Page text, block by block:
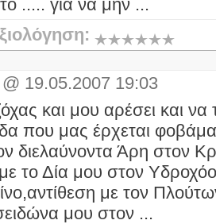
..... για να μην ...
@ 19.05.2007 19:03
και μου αρέσει και
που μας έρχεται
διελαύνοντα Άρη στον
το Δία μου στον
με τον
μου στον ...